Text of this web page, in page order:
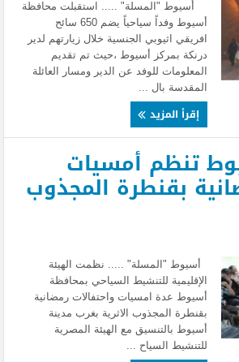
أسيوط "المسلة" ..... استقبلت محافظة
أسيوط وفداً سياحياً يضم 650 سائح
افريقي اثيوبي الجنسية خلال زيارتهم لدير
درنكة بمركز أسيوط ،حيث تم تقديم
المعلومات للوفد عن الدير ومسار العائلة
المقدسة بال ...
إقرأ المزيد
تنظم أمسيات
بقنطرة المجذوب
أسيوط "المسلة" ..... نظمت الهيئة
الإقليمية للتنشيط السياحي بمحافظة
أسيوط عدة امسيات واحتفالات رمضانية
بقنطرة المجذوب الاثرية بغرب مدينة
أسيوط بالتنسيق مع الهيئة المصرية
للتنشيط السياح ...